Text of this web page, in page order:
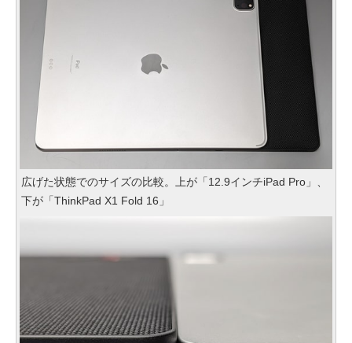
広げた状態でのサイズの比較。上が「12.9インチiPad Pro」、
下が「ThinkPad X1 Fold 16」